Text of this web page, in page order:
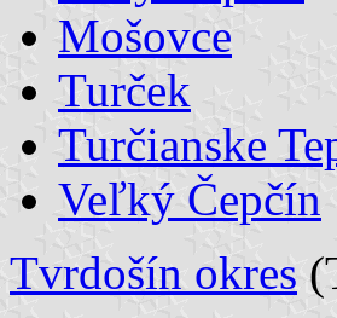
Mošovce
Turček
Turčianske
Veľký Čepčín
Tvrdošín okres